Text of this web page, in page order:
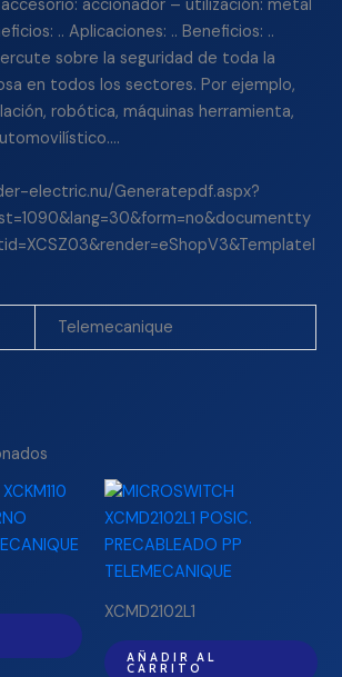
accionador – utilización: metal
.. Aplicaciones: .. Beneficios: ..
sobre la seguridad de toda la
en todos los sectores. Por ejemplo,
robótica, máquinas herramienta,
electric.nu/Generatepdf.aspx?
Telemecanique
XCMD2102L1
AÑADIR AL
CARRITO